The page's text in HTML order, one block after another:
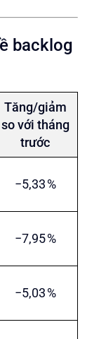
backlog
Tăng/giảm
so với tháng
trước
−5,33 %
−7,95 %
−5,03 %